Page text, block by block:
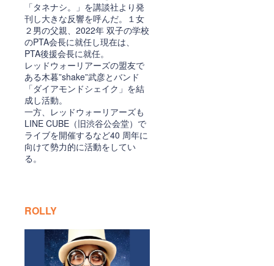
「タネナシ。」を講談社より発
刊し大きな反響を呼んだ。１女
２男の父親、2022年 双子の学校
のPTA会長に就任し現在は、
PTA後援会長に就任。
レッドウォーリアーズの盟友で
ある木暮”shake”武彦とバンド
「ダイアモンドシェイク」を結
成し活動。
一方、レッドウォーリアーズも
LINE CUBE（旧渋谷公会堂）で
ライブを開催するなど40 周年に
向けて勢力的に活動をしてい
る。
ROLLY